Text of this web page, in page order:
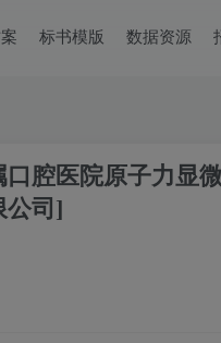
标书模版 数据资源
腔医院原子力显
公司]